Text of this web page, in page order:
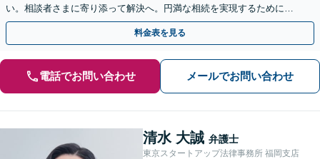
い。相談者さまに寄り添って解決へ。円満な相続を実現するために
も、経験豊富な弁護士にお任せください
料金表を見る
電話でお問い合わせ メールでお問い合わせ
清水 大誠 弁護士
東京スタートアップ法律事務所 福岡支店